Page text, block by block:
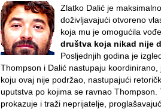
Zlatko Dalić je
doživljavajući otvoreno
koja mu je omogućila
društva koja nikad nije
Posljednjih godina je
Thompson i Dalić nastupaju
koju ovaj nije podržao, nastupajući
uputstva po kojima se ravnao Thompson.
prokazuje i traži neprijatelje,